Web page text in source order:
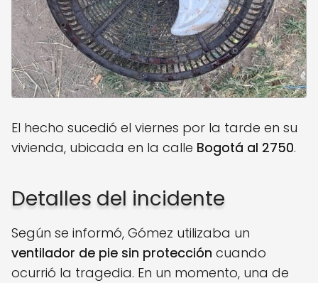
El hecho sucedió el viernes por la tarde en su
vivienda, ubicada en la calle Bogotá al 2750.
Detalles del incidente
Según se informó, Gómez utilizaba un
ventilador de pie sin protección cuando
ocurrió la tragedia. En un momento, una de